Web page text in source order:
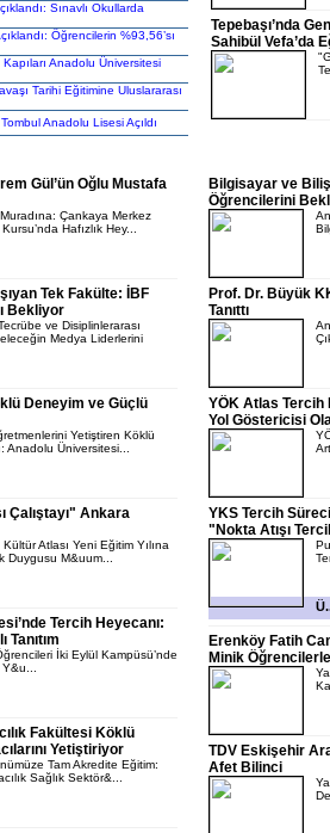
Sınavlı Okullarda
Öğrencilerin %93,56’sı
Anadolu Üniversitesi
Tarihi Eğitimine Uluslararası
Anadolu Lisesi Açıldı
Tepebaşı’nda
Sahibül Vefa’da
Gül’ün Oğlu Mustafa
Çankaya Merkez
Hafızlık Hey...
Tek Fakülte: İBF
Bekliyor
Tecrübe ve Disiplinlerarası
Medya Liderlerini
Deneyim ve Güçlü
Yetiştiren Köklü
Anadolu Üniversitesi...
Çalıştayı" Ankara
Atlası Yeni Eğitim Yılına
Duygusu M&uum...
Tercih Heyecanı:
İki Eylül Kampüsü’nde
Fakültesi Köklü
Yetiştiriyor
Tam Akredite Eğitim:
Sağlık Sektör&...
Bilgisayar ve
Öğrencilerini
Prof. Dr. Büyük
Tanıttı
YÖK Atlas Tercih
Yol Göstericisi
YKS Tercih
"Nokta Atışı
Erenköy Fatih
Minik
TDV Eskişehir
Afet Bilinci